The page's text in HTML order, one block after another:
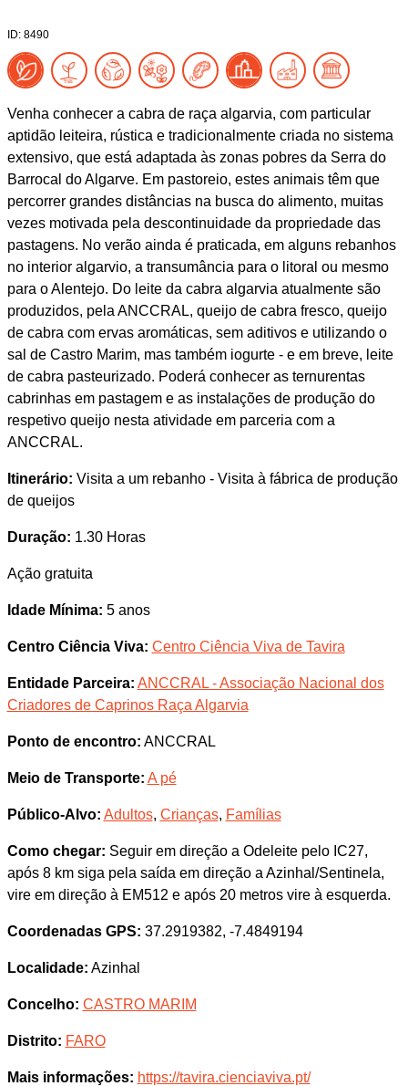
ID: 8490
Venha conhecer a cabra de raça algarvia, com particular
aptidão leiteira, rústica e tradicionalmente criada no sistema
extensivo, que está adaptada às zonas pobres da Serra do
Barrocal do Algarve. Em pastoreio, estes animais têm que
percorrer grandes distâncias na busca do alimento, muitas
vezes motivada pela descontinuidade da propriedade das
pastagens. No verão ainda é praticada, em alguns rebanhos
no interior algarvio, a transumância para o litoral ou mesmo
para o Alentejo. Do leite da cabra algarvia atualmente são
produzidos, pela ANCCRAL, queijo de cabra fresco, queijo
de cabra com ervas aromáticas, sem aditivos e utilizando o
sal de Castro Marim, mas também iogurte - e em breve, leite
de cabra pasteurizado. Poderá conhecer as ternurentas
cabrinhas em pastagem e as instalações de produção do
respetivo queijo nesta atividade em parceria com a
ANCCRAL.
Itinerário: Visita a um rebanho - Visita à fábrica de produção
de queijos
Duração: 1.30 Horas
Ação gratuita
Idade Mínima: 5 anos
Centro Ciência Viva: Centro Ciência Viva de Tavira
Entidade Parceira: ANCCRAL - Associação Nacional dos
Criadores de Caprinos Raça Algarvia
Ponto de encontro: ANCCRAL
Meio de Transporte: A pé
Público-Alvo: Adultos, Crianças, Famílias
Como chegar: Seguir em direção a Odeleite pelo IC27,
após 8 km siga pela saída em direção a Azinhal/Sentinela,
vire em direção à EM512 e após 20 metros vire à esquerda.
Coordenadas GPS: 37.2919382, -7.4849194
Localidade: Azinhal
Concelho: CASTRO MARIM
Distrito: FARO
Mais informações: https://tavira.cienciaviva.pt/